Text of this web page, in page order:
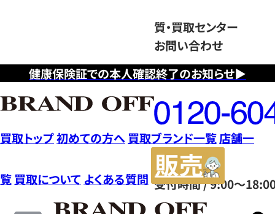
健康保険証での本人確認終了のお知らせ▶
質・買取センター
お問い合わせ
フ
リ
ー
ダ
イ
ヤ
ル
0120604117
受付時間 / 9:00～
買取トップ初めての方へ 買取ブランド一覧店舗一
覧 買取について よくある質問
サ